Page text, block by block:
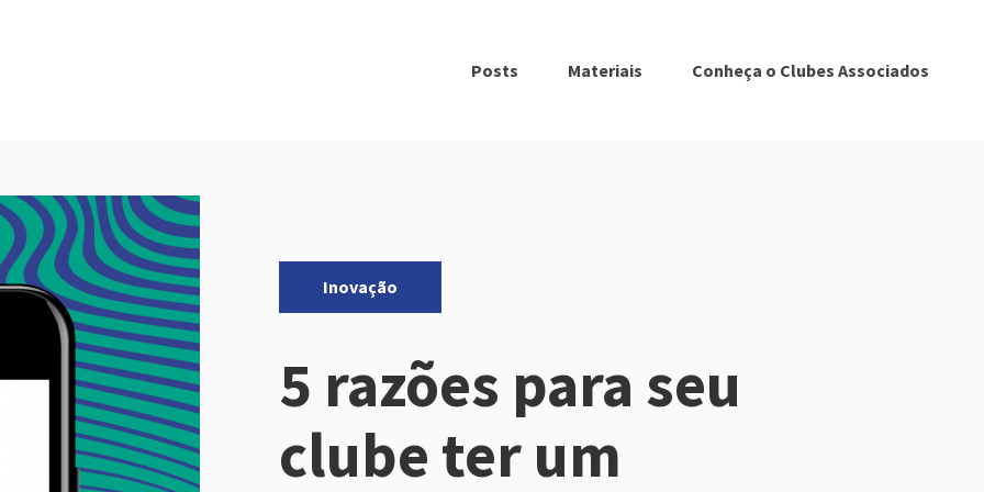
Posts Materiais Conheça o Clubes Associados
Inovação
5 razões para seu
clube ter um